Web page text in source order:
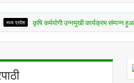
कृषि कर्मयोगी उन्नमुखी कार्यक्रम संम्पन्न हुआ आज